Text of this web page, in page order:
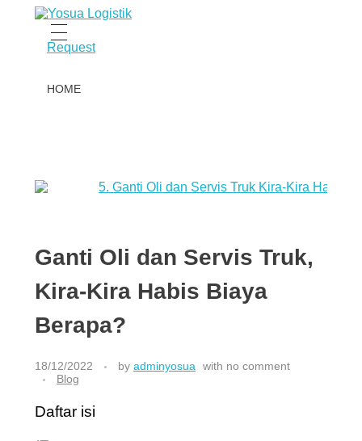
Yosua Logistics
Request
HOME
ARTIKEL
CONTACT US
Ganti Oli dan Servis Truk,
Kira-Kira Habis Biaya
Berapa?
18/12/2022 by adminyosua with no comment
Blog
Daftar isi